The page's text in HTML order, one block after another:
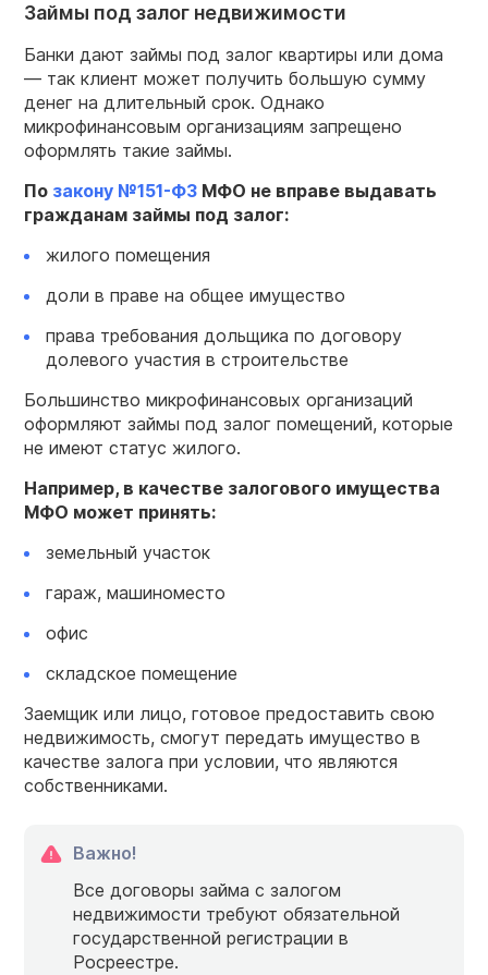
Займы под залог недвижимости
Банки дают займы под залог квартиры или дома
— так клиент может получить большую сумму
денег на длительный срок. Однако
микрофинансовым организациям запрещено
оформлять такие займы.
По закону №151-ФЗ МФО не вправе выдавать
гражданам займы под залог:
жилого помещения
доли в праве на общее имущество
права требования дольщика по договору
долевого участия в строительстве
Большинство микрофинансовых организаций
оформляют займы под залог помещений, которые
не имеют статус жилого.
Например, в качестве залогового имущества
МФО может принять:
земельный участок
гараж, машиноместо
офис
складское помещение
Заемщик или лицо, готовое предоставить свою
недвижимость, смогут передать имущество в
качестве залога при условии, что являются
собственниками.
Важно!
Все договоры займа с залогом
недвижимости требуют обязательной
государственной регистрации в
Росреестре.